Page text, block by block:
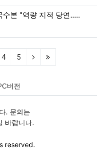
수본 "역량 지적 당연..…
4 5 (next)
버전
. 문의는
바랍니다.
reserved.